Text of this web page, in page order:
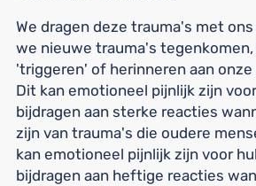
We dragen deze trauma's met
we nieuwe trauma's
'triggeren' of herinneren aan
Dit kan emotioneel pijnlijk zijn
bijdragen aan sterke reacties
zijn van trauma's die oudere
kan emotioneel pijnlijk zijn voor
bijdragen aan heftige reacties